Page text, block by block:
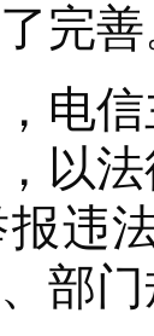
完
信
以
违
部